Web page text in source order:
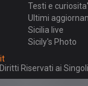
Testi e curiosita'
Ultimi
Sicilia live
Sicily's Photo
Riservati ai